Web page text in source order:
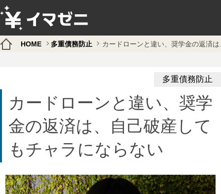
HOME 多重債務防止 カードローンと違い、奨学金の返済
多重債務防止
カードローンと違い、奨学
金の返済は、自己破産して
もチャラにならない